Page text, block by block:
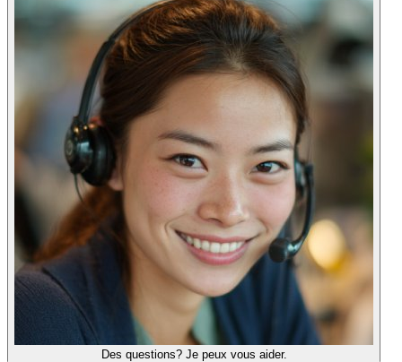
Des questions? Je peux vous aider.